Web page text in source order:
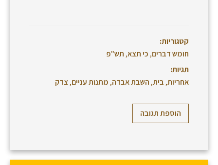
קטגוריות:
חומש דברים, כי תצא, תש"פ
תגיות:
אחריות, בית, השבת אבדה, מתנות עניים, צדק
הוספת תגובה